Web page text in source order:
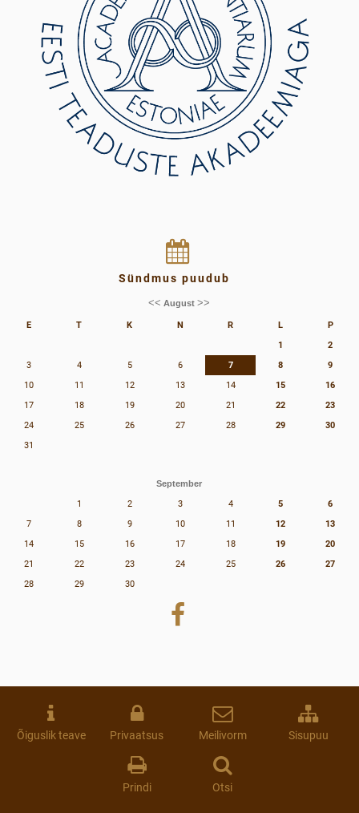
Sündmus puudub
<< August>>
E T K N R L
P
1
2
3
4 5 6 7 8
9
10
11 12 13 14 15
16
17
18 19 20 21 22
23
24
25 26 27 28 29
30
31
September
1 2 3 4 5
6
7
8 9 10 11 12
13
14
15 16 17 18 19
20
21
22 23 24 25 26
27
28
29 30
Õiguslik teave Privaatsus Meilivorm Sisupuu
Prindi Otsi